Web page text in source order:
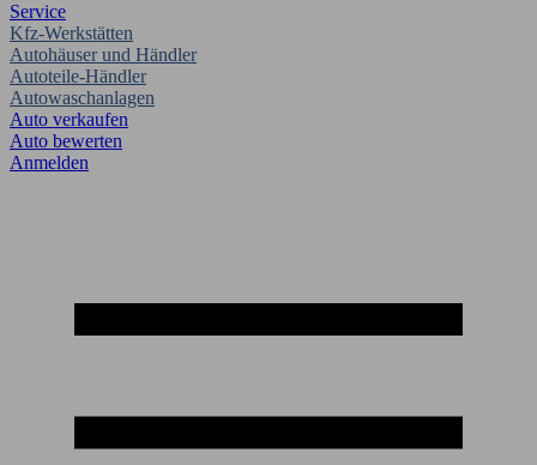
Service
Kfz-Werkstätten
Autohäuser und Händler
Autoteile-Händler
Autowaschanlagen
Auto verkaufen
Auto bewerten
Anmelden